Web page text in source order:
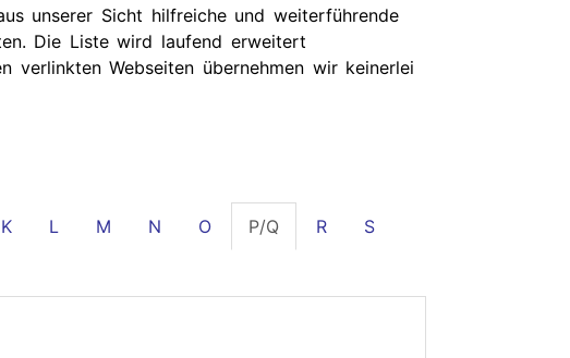
Gut
wissen
unserer Sicht hilfreiche und weiterführende
Die Liste wird laufend erweitert
verlinkten Webseiten übernehmen wir keinerlei
K L M N O P/Q R S